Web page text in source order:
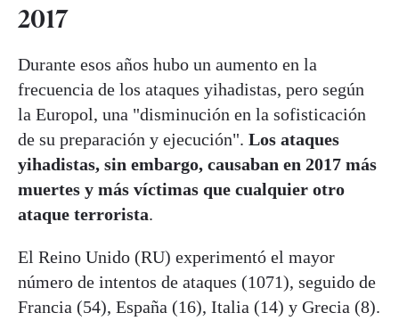
2017
Durante esos años hubo un aumento en la
frecuencia de los ataques yihadistas, pero según
la Europol, una "disminución en la sofisticación
de su preparación y ejecución". Los ataques
yihadistas, sin embargo, causaban en 2017 más
muertes y más víctimas que cualquier otro
ataque terrorista.
El Reino Unido (RU) experimentó el mayor
número de intentos de ataques (1071), seguido de
Francia (54), España (16), Italia (14) y Grecia (8).